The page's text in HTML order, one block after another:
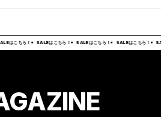
はこちら！ SALEはこちら！ SALEはこちら！ SALEはこちら！